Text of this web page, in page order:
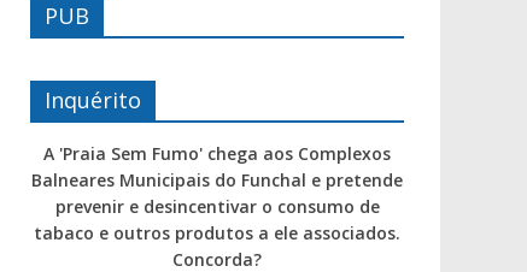
PUB
Inquérito
A 'Praia Sem Fumo' chega aos Complexos
Balneares Municipais do Funchal e pretende
prevenir e desincentivar o consumo de
tabaco e outros produtos a ele associados.
Concorda?